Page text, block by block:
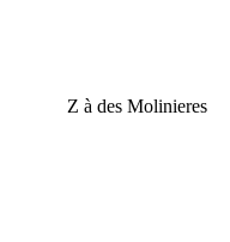
Z à des Molinieres